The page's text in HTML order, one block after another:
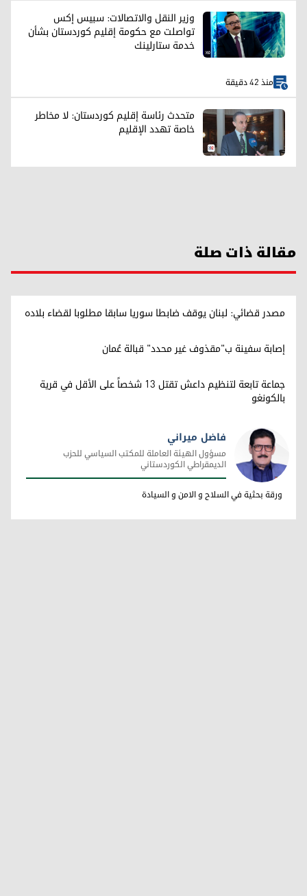
وزير النقل والاتصالات: سبيس إكس
تواصلت مع حكومة إقليم كوردستان بشأن
خدمة ستارلينك
منذ 42 دقيقة
متحدث رئاسة إقليم كوردستان: لا مخاطر
خاصة تهدد الإقليم
مقالة ذات صلة
مصدر قضائي: لبنان يوقف ضابطا سوريا سابقا مطلوبا لقضاء بلاده
إصابة سفينة ب"مقذوف غير محدد" قبالة عُمان
جماعة تابعة لتنظيم داعش تقتل 13 شخصاً على الأقل في قرية
بالكونغو
فاضل ميراني
فاضل ميراني
مسؤول الهيئة العاملة للمكتب السياسي للحزب
الديمقراطي الكوردستاني
ورقة بحثية في السلاح و الامن و السيادة